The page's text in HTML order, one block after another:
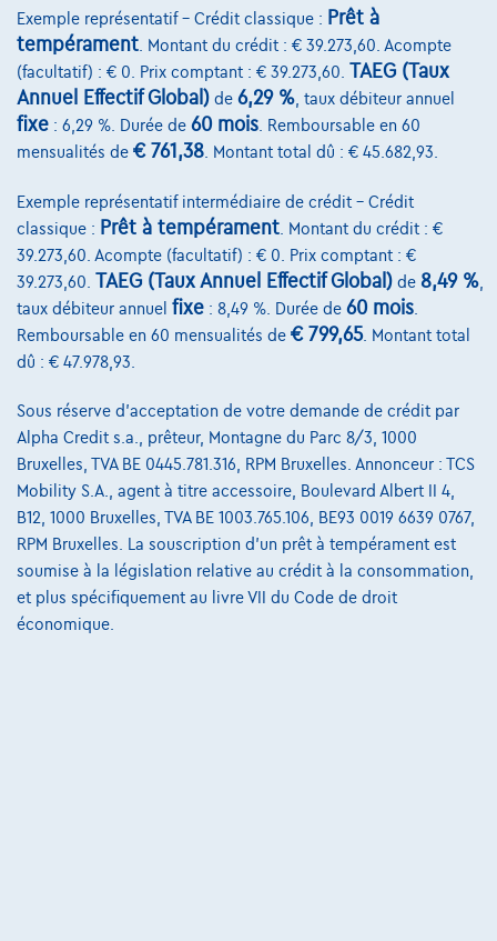
Voir le véhicule
Mercedes-Benz C 180Limousine Carplay + Verwarmde zetels
01/2024
52.286 km Essence
Automatique
125 kW ( 170 CV )
€34.950 1
Dès€527,73
Exemple représentatif – Crédit classique : Prêt à
tempérament . Montant du crédit : € 39.273,60. Acompte
(facultatif) : € 0. Prix comptant : € 39.273,60. TAEG (Taux
Annuel Effectif Global) de 6,29 % , taux débiteur annuel
fixe : 6,29 %. Durée de 60 mois . Remboursable en 60
mensualités de € 761,38 . Montant total dû : € 45.682,93.
Exemple représentatif intermédiaire de crédit – Crédit
classique : Prêt à tempérament . Montant du crédit : €
39.273,60. Acompte (facultatif) : € 0. Prix comptant : €
39.273,60. TAEG (Taux Annuel Effectif Global) de 8,49 %
taux débiteur annuel fixe : 8,49 %. Durée de 60 mois
Remboursable en 60 mensualités de € 799,65. Montant total
dû : € 47.978,93.
Sous réserve d'acceptation de votre demande de crédit par
Alpha Credit s.a., prêteur, Montagne du Parc 8/3, 1000
Bruxelles, TVA BE 0445.781.316, RPM Bruxelles. Annonceur : TCS
Mobility S.A., agent à titre accessoire, Boulevard Albert II 4,
B12, 1000 Bruxelles, TVA BE 1003.765.106, BE93 0019 6639 0767,
RPM Bruxelles. La souscription d'un prêt à tempérament est
soumise à la législation relative au crédit à la consommation,
et plus spécifiquement au livre VII du Code de droit
économique.